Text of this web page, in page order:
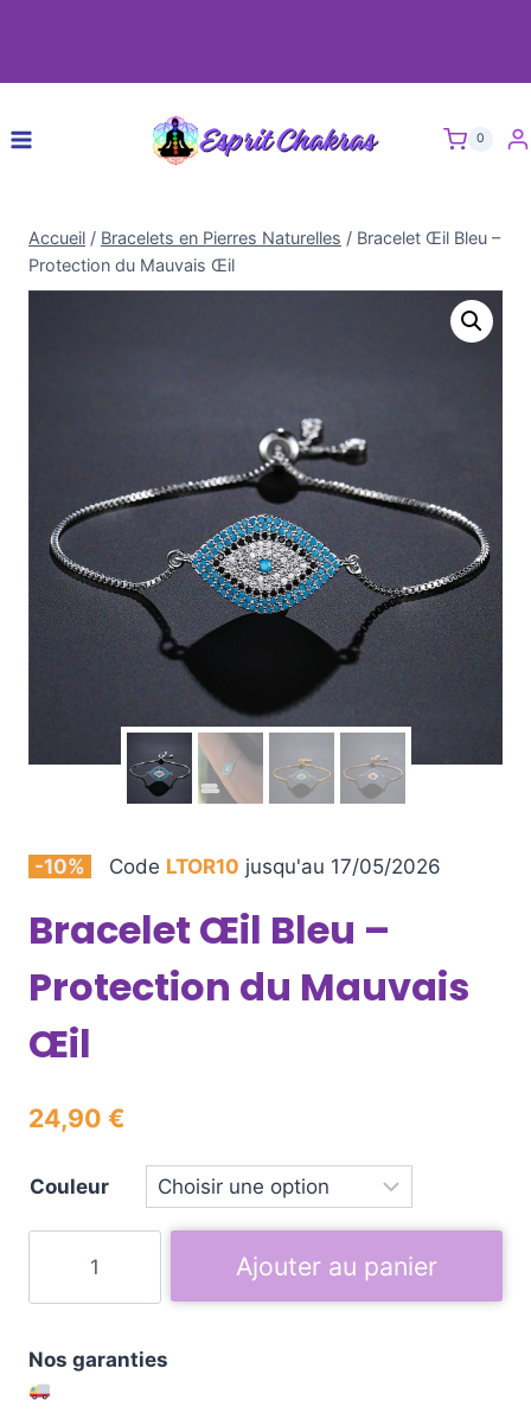
0
Accueil / Bracelets en Pierres Naturelles / Bracelet Œil Bleu –
Protection du Mauvais Œil
-10% Code LTOR10 jusqu'au 17/05/2026
Bracelet Œil Bleu –
Protection du Mauvais
Œil
24,90 €
Couleur
Ajouter au panier
Nos garanties